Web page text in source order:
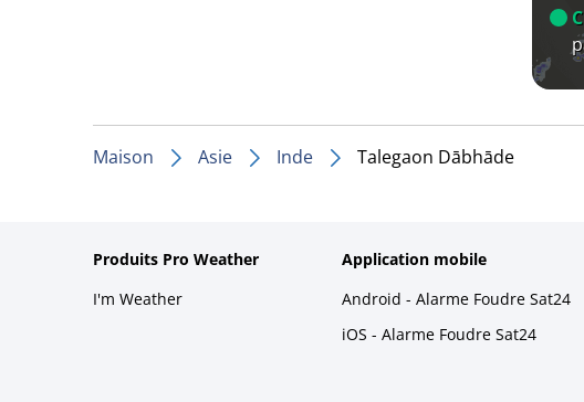
Maison Asie Inde Talegaon Dābhāde
Produits Pro Weather
I'm Weather
Application mobile
Android - Alarme Foudre Sat24
iOS - Alarme Foudre Sat24